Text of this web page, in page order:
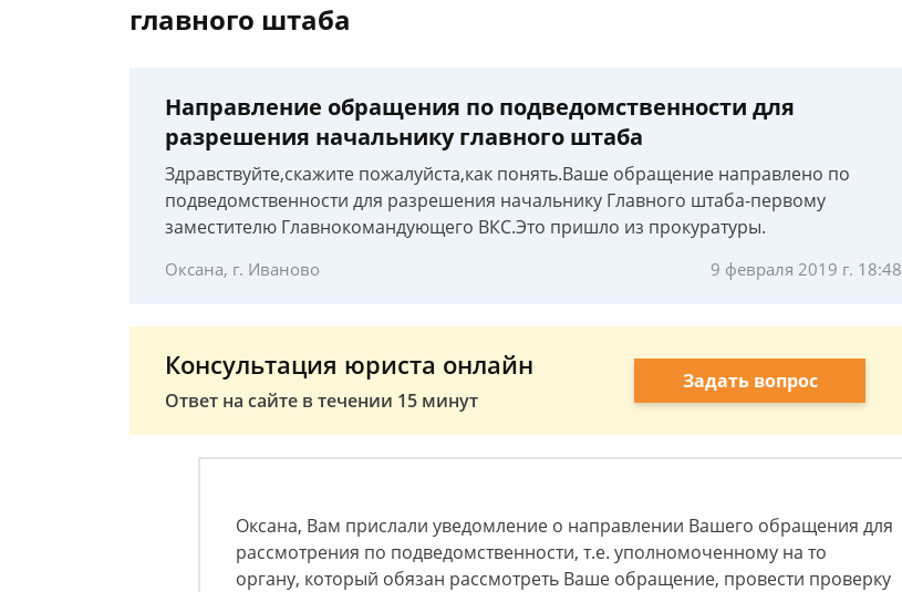
главного штаба
Направление обращения по подведомственности для
разрешения начальнику главного штаба
Здравствуйте,скажите пожалуйста,как понять.Ваше обращение направлено по
подведомственности для разрешения начальнику Главного штаба-первому
заместителю Главнокомандующего ВКС.Это пришло из прокуратуры.
Оксана, г. Иваново 9 февраля 2019 г. 18:48
Консультация юриста онлайн
Ответ на сайте в течении 15 минут
Задать вопрос
Оксана, Вам прислали уведомление о направлении Вашего обращения для
рассмотрения по подведомственности, т.е. уполномоченному на то
органу, который обязан рассмотреть Ваше обращение, провести проверку